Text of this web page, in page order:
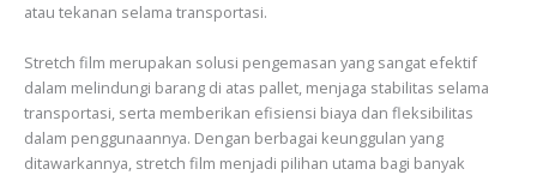
atau tekanan selama transportasi.
Stretch film merupakan solusi pengemasan yang sangat efektif
dalam melindungi barang di atas pallet, menjaga stabilitas selama
transportasi, serta memberikan efisiensi biaya dan fleksibilitas
dalam penggunaannya. Dengan berbagai keunggulan yang
ditawarkannya, stretch film menjadi pilihan utama bagi banyak